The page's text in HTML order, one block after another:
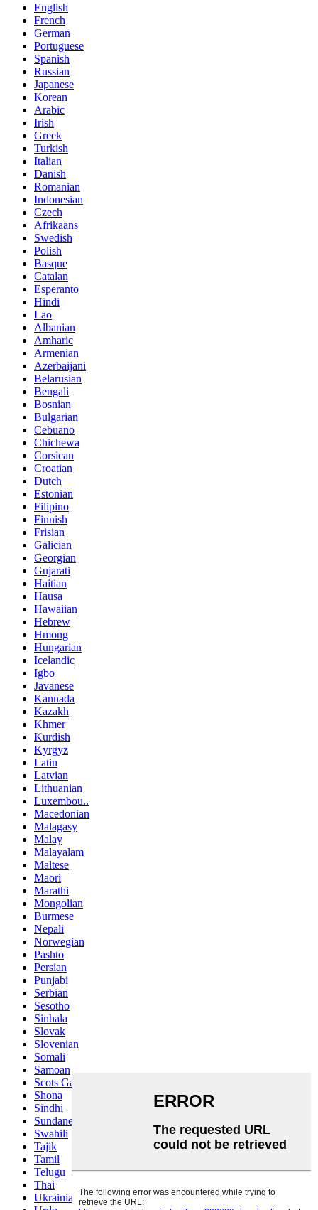
English
French
German
Portuguese
Spanish
Russian
Japanese
Korean
Arabic
Irish
Greek
Turkish
Italian
Danish
Romanian
Indonesian
Czech
Afrikaans
Swedish
Polish
Basque
Catalan
Esperanto
Hindi
Lao
Albanian
Amharic
Armenian
Azerbaijani
Belarusian
Bengali
Bosnian
Bulgarian
Cebuano
Chichewa
Corsican
Croatian
Dutch
Estonian
Filipino
Finnish
Frisian
Galician
Georgian
Gujarati
Haitian
Hausa
Hawaiian
Hebrew
Hmong
Hungarian
Icelandic
Igbo
Javanese
Kannada
Kazakh
Khmer
Kurdish
Kyrgyz
Latin
Latvian
Lithuanian
Luxembou..
Macedonian
Malagasy
Malay
Malayalam
Maltese
Maori
Marathi
Mongolian
Burmese
Nepali
Norwegian
Pashto
Persian
Punjabi
Serbian
Sesotho
Sinhala
Slovak
Slovenian
Somali
Samoan
Scots Gaelic
Shona
Sindhi
Sundanese
Swahili
Tajik
Tamil
Telugu
Thai
Ukrainian